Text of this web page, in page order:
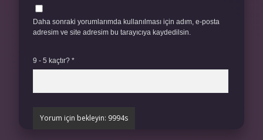
Daha sonraki yorumlarımda kullanılması için adım, e-posta
adresim ve site adresim bu tarayıcıya kaydedilsin.
9 - 5 kaçtır? *